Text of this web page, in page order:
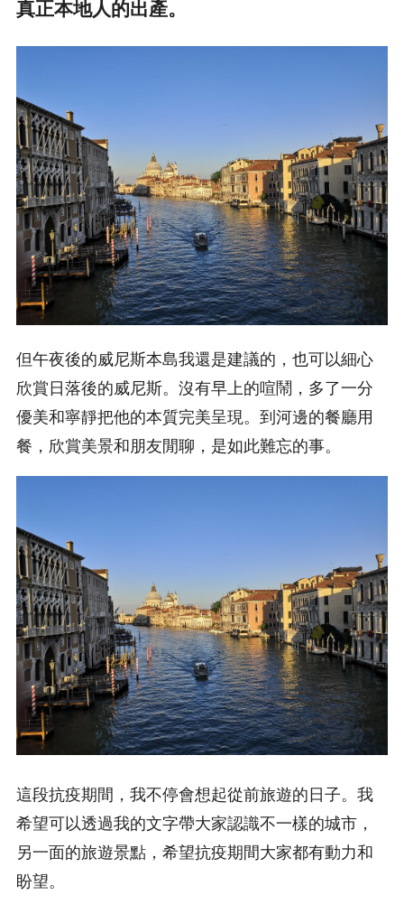
真正本地人的出產。
但午夜後的威尼斯本島我還是建議的，也可以細心
欣賞日落後的威尼斯。沒有早上的喧鬧，多了一分
優美和寧靜把他的本質完美呈現。到河邊的餐廳用
餐，欣賞美景和朋友閒聊，是如此難忘的事。
這段抗疫期間，我不停會想起從前旅遊的日子。我
希望可以透過我的文字帶大家認識不一樣的城市，
另一面的旅遊景點，希望抗疫期間大家都有動力和
盼望。